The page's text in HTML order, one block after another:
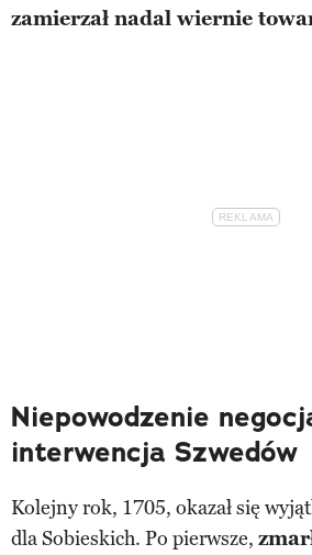
zamierzał nadal wiernie
Niepowodzenie
interwencja Szwedów
Kolejny rok, 1705, okazał się
dla Sobieskich. Po pierwsze,